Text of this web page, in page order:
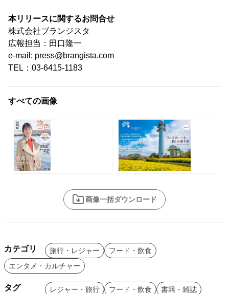
本リリースに関するお問合せ
株式会社ブランジスタ
広報担当：田口隆一
e-mail: press@brangista.com
TEL：03-6415-1183
すべての画像
画像一括ダウンロード
カテゴリ 旅行・レジャー
フード・飲食
エンタメ・カルチャー
タグ レジャー・旅行 フード・飲食 書籍・雑誌